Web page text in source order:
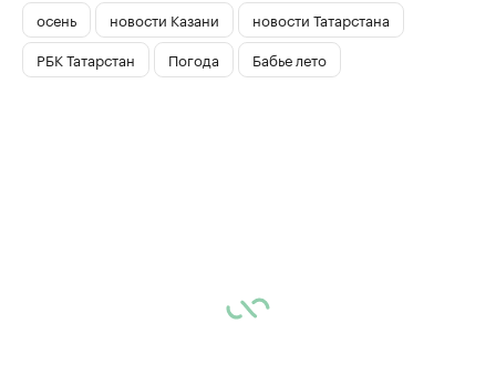
осень новости Казани
новости Татарстана
РБК Татарстан
Погода Бабье лето